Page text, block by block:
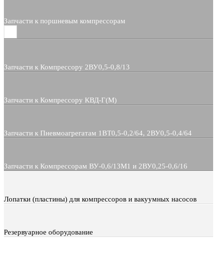
Запчасти к поршневым компрессорам
Запчасти к Компрессору 2ВУ0,5-0,8/13
Запчасти к Компрессору КВД-Г(М)
Запчасти к Пневмоагрегатам 1ВТ0,5-0,2/64, 2ВУ0,5-0,4/64
Запчасти к Компрессорам ВУ-0,6/13М1 и 2ВУ0,25-0,6/16
Лопатки (пластины) для компрессоров и вакуумных насосов
Резервуарное оборудование